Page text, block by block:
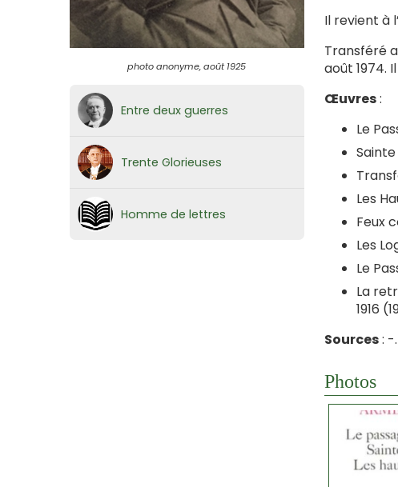
photo anonyme, août 1925
Entre deux guerres
Trente Glorieuses
Homme de lettres
Il revient à
Transféré
août 1974.
Œuvres:
Le
Sainte
Les
Feux
Les
Le
La
1916
Sources: -.
Photos